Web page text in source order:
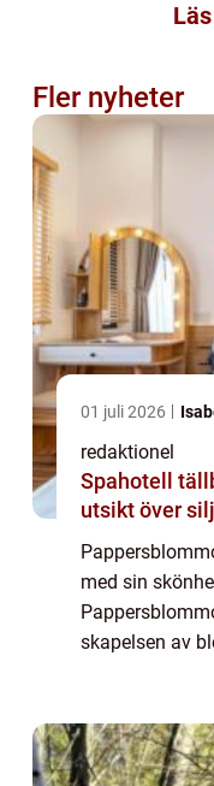
Fler nyheter
01 juli 2026
redaktionel
Spahotell tällberg
utsikt över
med sin
skapelsen av
genomgått en